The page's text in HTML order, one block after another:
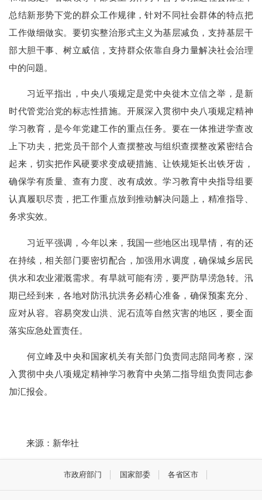
总结新形势下党的群众工作规律，针对不同社会群体的特点把
工作做细做实。要切实整治形式主义为基层减负，支持基层干
部大胆干事、树立威信，支持群众依靠自身力量解决社会治理
中的问题。
习近平指出，中央八项规定是党中央徙木立信之举，是新
时代管党治党的标志性措施。开展深入贯彻中央八项规定精神
学习教育，是今年党建工作的重点任务。要在一体推进学查改
上下功夫，把党员干部个人查摆整改与组织查摆整改紧密结合
起来，切实把作风硬要求变成硬措施、让铁规矩长出铁牙齿，
确保学有质量、查有力度、改有成效。学习教育中央指导组要
认真履职尽责，把工作重点放到推动解决问题上，精准指导、
务求实效。
习近平强调，今年以来，我国一些地区出现旱情，有的还
在持续，相关部门要密切配合，加强用水调度，确保城乡居民
供水和农业灌溉需求。有旱就可能有涝，要严防旱涝急转。汛
期已经到来，各地对防汛抗洪务必精心准备，确保预案充分、
应对从容。容易突发山洪、泥石流等自然灾害的地区，要全面
落实应急处置责任。
何立峰及中央和国家机关有关部门负责同志陪同考察，深
入贯彻中央八项规定精神学习教育中央第二指导组负责同志参
加汇报会。
来源：新华社
市政府部门 国家部委 各省区市